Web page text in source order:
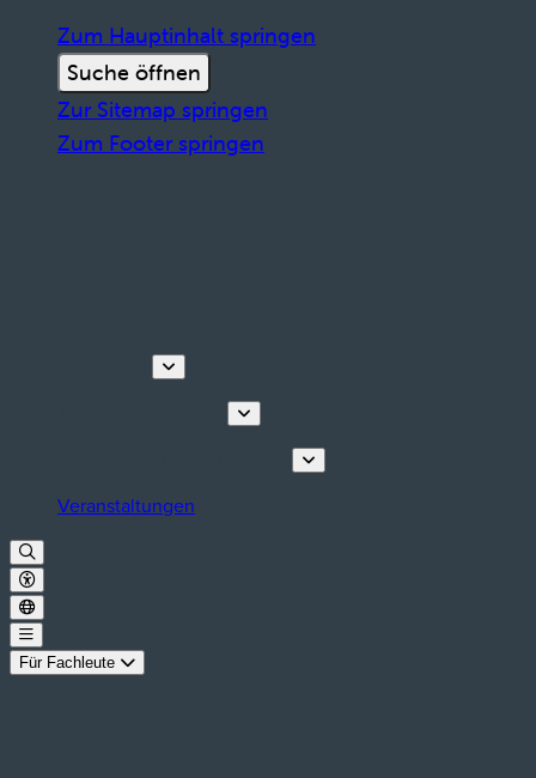
Zum Hauptinhalt springen
Suche öffnen
Zur Sitemap springen
Zum Footer springen
Veranstaltungen
Für Fachleute